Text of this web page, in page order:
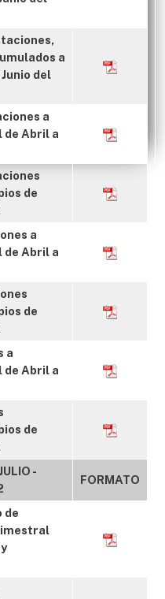
a
del
a
Abril a
de
a
Abril a
de
a
Abril a
de
-
FORMATO
de